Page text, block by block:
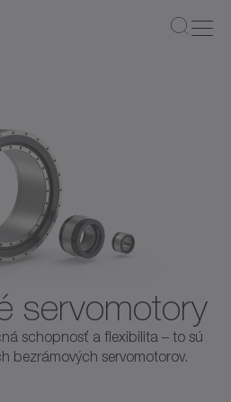
servomotory
schopnosť a flexibilita – to sú
bezrámových servomotorov.